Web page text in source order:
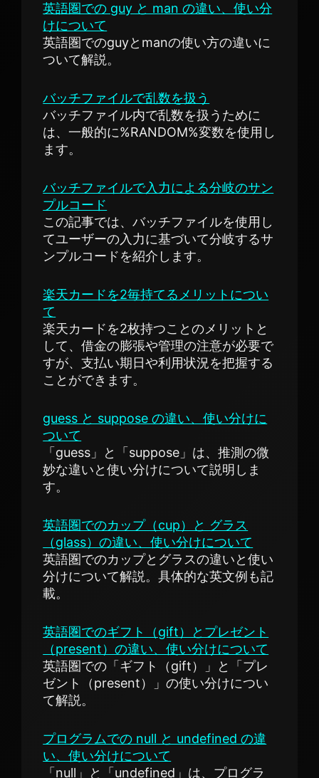
英語圏での guy と man の違い、使い分
けについて
英語圏でのguyとmanの使い方の違いに
ついて解説。
バッチファイルで乱数を扱う
バッチファイル内で乱数を扱うために
は、一般的に%RANDOM%変数を使用し
ます。
バッチファイルで入力による分岐のサン
プルコード
この記事では、バッチファイルを使用し
てユーザーの入力に基づいて分岐するサ
ンプルコードを紹介します。
楽天カードを2毎持てるメリットについ
て
楽天カードを2枚持つことのメリットと
して、借金の膨張や管理の注意が必要で
すが、支払い期日や利用状況を把握する
ことができます。
guess と suppose の違い、使い分けに
ついて
「guess」と「suppose」は、推測の微
妙な違いと使い分けについて説明しま
す。
英語圏でのカップ（cup）と グラス
（glass）の違い、使い分けについて
英語圏でのカップとグラスの違いと使い
分けについて解説。具体的な英文例も記
載。
英語圏でのギフト（gift）とプレゼント
（present）の違い、使い分けについて
英語圏での「ギフト（gift）」と「プレ
ゼント（present）」の使い分けについ
て解説。
プログラムでの null と undefined の違
い、使い分けについて
「null」と「undefined」は、プログラ